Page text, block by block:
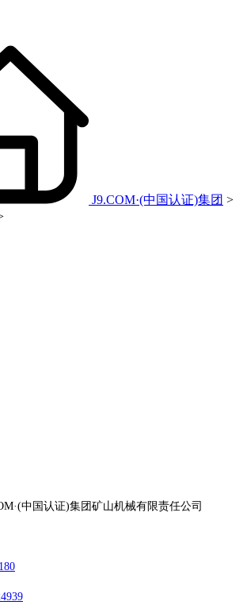
J9.COM·(中国认证)集团 >
中国认证)集团矿山机械有限责任公司